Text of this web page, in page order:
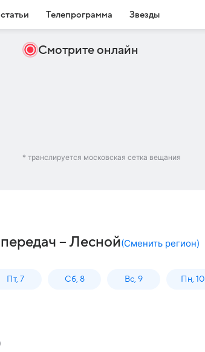
Телепрограмма Звезды
Смотрите онлайн
* транслируется московская сетка вещания
– Лесной(Сменить регион)
Пт, 7 Сб, 8 Вс, 9 Пн, 10